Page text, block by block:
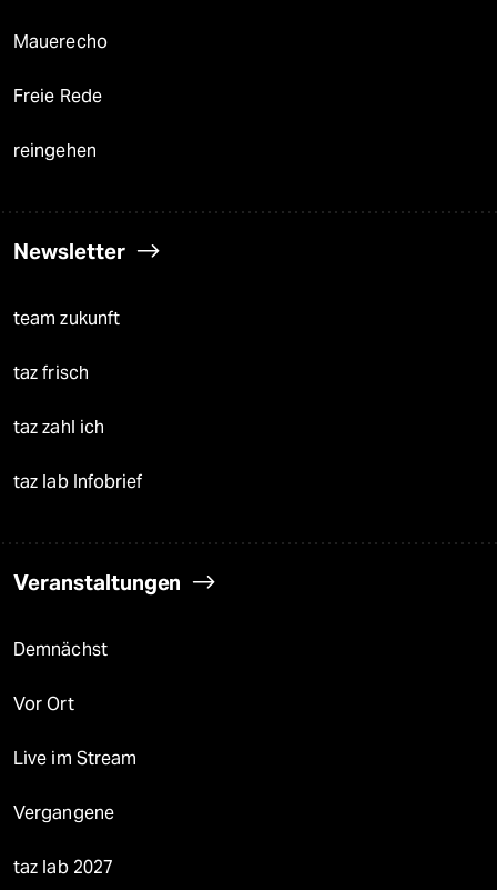
Mauerecho
Freie Rede
reingehen
Newsletter
team zukunft
taz frisch
taz zahl ich
taz lab Infobrief
Veranstaltungen
Demnächst
Vor Ort
Live im Stream
Vergangene
taz lab 2027